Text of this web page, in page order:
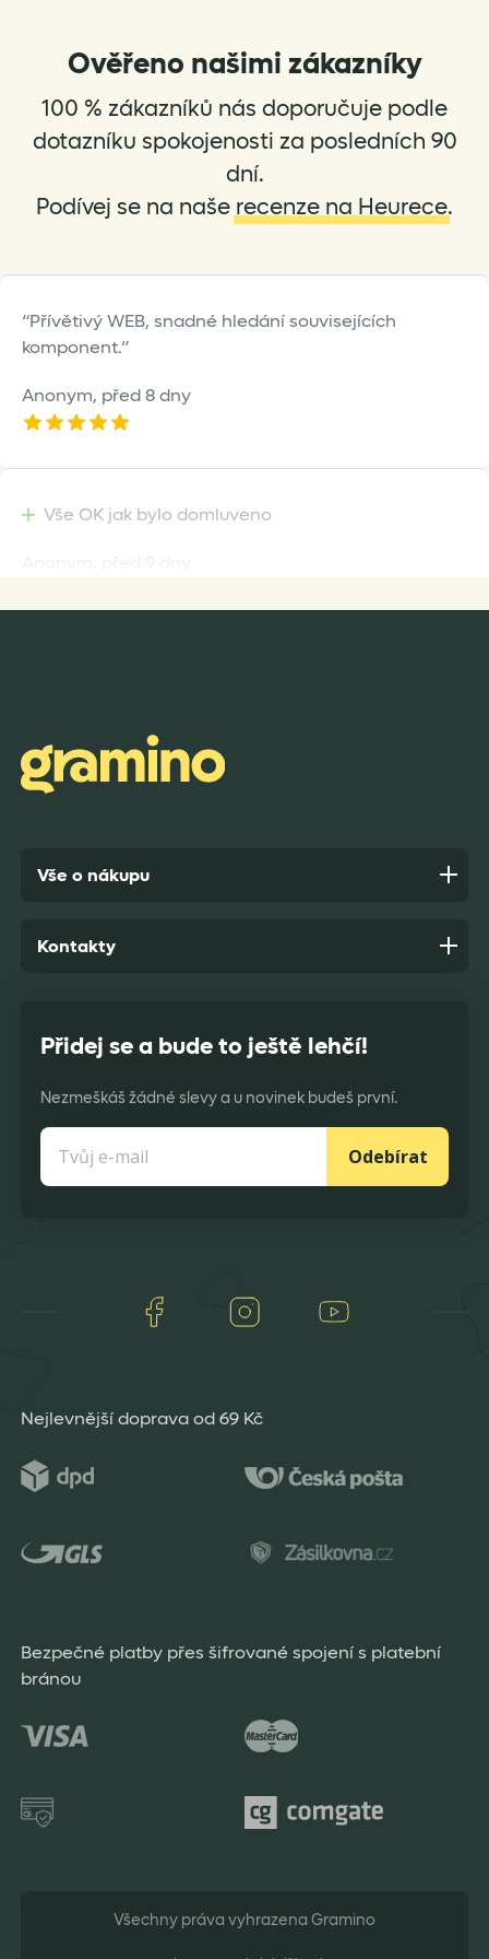
options
may
be
chosen
on
product
options
may
be
chosen
on
product
Ověřeno našimi zákazníky
100 % zákazníků nás doporučuje podle
dotazníku spokojenosti za posledních 90
dní.
Podívej se na naše recenze na Heurece.
Přívětivý WEB, snadné hledání souvisejících
komponent.
Anonym, před 8 dny
Vše OK jak bylo domluveno
Anonym,před 10 dny
Vše o nákupu
Přidej se a bude to ještě lehčí!
Nezmeškáš žádné slevy a u novinek budeš první.
Odebírat
Facebook Instagram
Kontakty
Nejlevnější doprava od 69 Kč
Bezpečné platby přes šifrované spojení s platební
bránou
Všechny práva vyhrazena Gramino